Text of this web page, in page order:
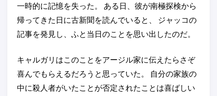
一時的に記憶を失った。 ある日、彼が南極探検から
帰ってきた日に古新聞を読んでいると、 ジャッコの
記事を発見し、ふと当日のことを思い出したのだ。
キャルガリはこのことをアージル家に伝えたらさぞ
喜んでもらえるだろうと思っていた。 自分の家族の
中に殺人者がいたことが否定されたことは喜ばしい